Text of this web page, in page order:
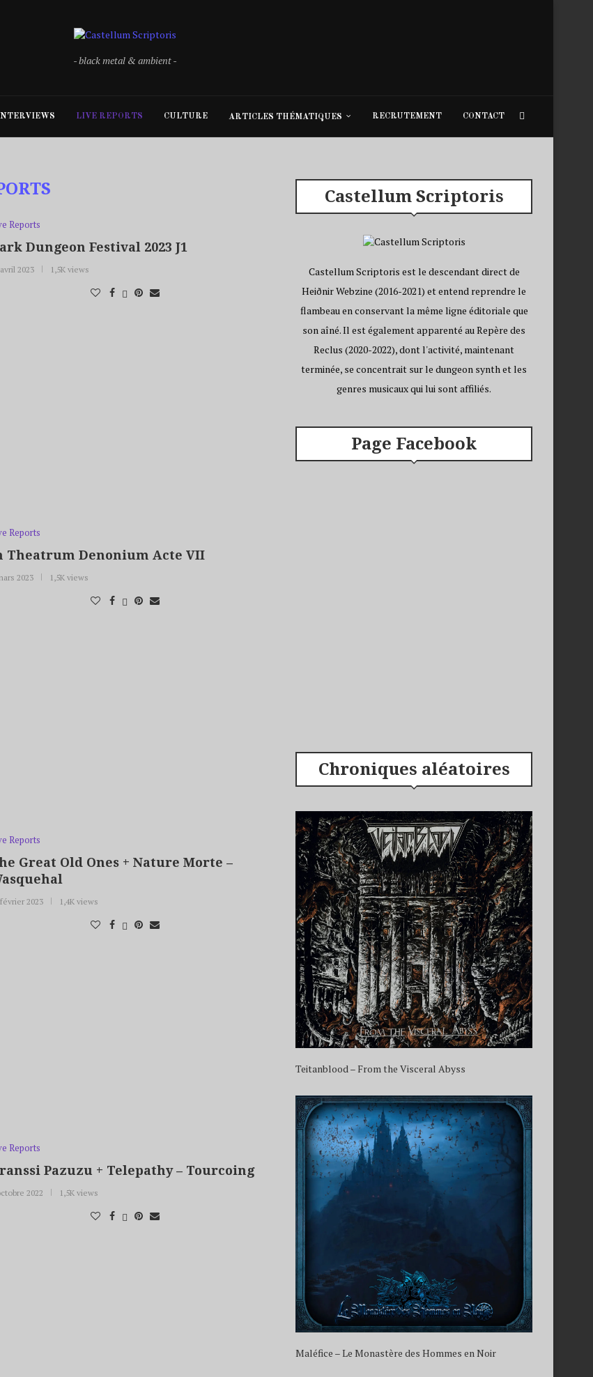
- black metal & ambient -
LIVE REPORTS CULTURE ARTICLES THÉMATIQUES RECRUTEMENT CONTACT
Reports
Dungeon Festival 2023 J1
2023 1,5K views
Reports
Theatrum Denonium Acte VII
2023 1,5K views
Reports
Great Old Ones + Nature Morte –
2023 1,4K views
Reports
Pazuzu + Telepathy – Tourcoing
2022 1,5K views
Castellum Scriptoris
Castellum Scriptoris est le descendant direct de
Heiðnir Webzine (2016-2021) et entend reprendre le
flambeau en conservant la même ligne éditoriale que
son aîné. Il est également apparenté au Repère des
Reclus (2020-2022), dont l'activité, maintenant
terminée, se concentrait sur le dungeon synth et les
genres musicaux qui lui sont affiliés.
Page Facebook
Chroniques aléatoires
Teitanblood – From the Visceral Abyss
Maléfice – Le Monastère des Hommes en Noir